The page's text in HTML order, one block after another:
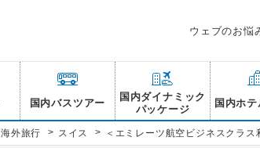
ウェブのお悩
国内バスツアー
国内ダイナミック
パッケージ
国内ホ
海外旅行 > スイス > ＜エミレーツ航空ビジネスクラ